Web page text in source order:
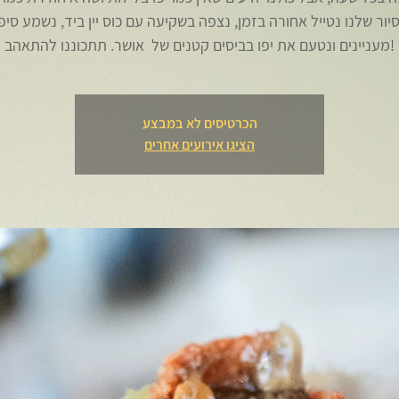
שלנו נטייל אחורה בזמן, נצפה בשקיעה עם כוס יין ביד, נשמע
מעניינים ונטעם את יפו בביסים קטנים של אושר. תתכוננו להתאהב!
הכרטיסים לא במבצע
הציגו אירועים אחרים